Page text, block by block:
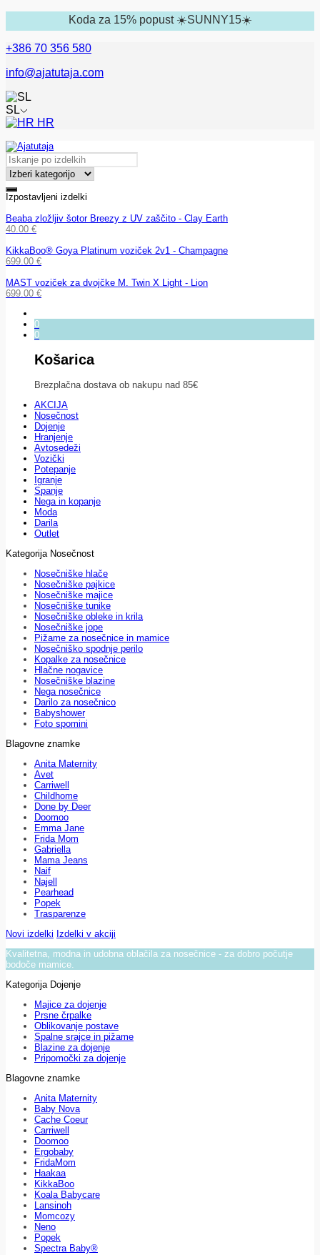
Koda za 15% popust ☀️SUNNY15☀️
+386 70 356 580
info@ajatutaja.com
SL
HR
Izpostavljeni izdelki
Beaba zložljiv šotor Breezy z UV zaščito - Clay Earth
40.00 €
KikkaBoo® Goya Platinum voziček 2v1 - Champagne
699.00 €
MAST voziček za dvojčke M. Twin X Light - Lion
699.00 €
0
0
Košarica
Brezplačna dostava ob nakupu nad 85€
AKCIJA
Nosečnost
Dojenje
Hranjenje
Avtosedeži
Vozički
Potepanje
Igranje
Spanje
Nega in kopanje
Moda
Darila
Outlet
Kategorija Nosečnost
Nosečniške hlače
Nosečniške pajkice
Nosečniške majice
Nosečniške tunike
Nosečniške obleke in krila
Nosečniške jope
Pižame za nosečnice in mamice
Nosečniško spodnje perilo
Kopalke za nosečnice
Hlačne nogavice
Nosečniške blazine
Nega nosečnice
Darilo za nosečnico
Babyshower
Foto spomini
Blagovne znamke
Anita Maternity
Avet
Carriwell
Childhome
Done by Deer
Doomoo
Emma Jane
Frida Mom
Gabriella
Mama Jeans
Naif
Najell
Pearhead
Popek
Trasparenze
Novi izdelki Izdelki v akciji
Kvalitetna, modna in udobna oblačila za nosečnice - za dobro počutje
bodoče mamice.
Kategorija Dojenje
Majice za dojenje
Prsne črpalke
Oblikovanje postave
Spalne srajce in pižame
Blazine za dojenje
Pripomočki za dojenje
Blagovne znamke
Anita Maternity
Baby Nova
Cache Coeur
Carriwell
Doomoo
Ergobaby
FridaMom
Haakaa
KikkaBoo
Koala Babycare
Lansinoh
Momcozy
Neno
Popek
Spectra Baby®